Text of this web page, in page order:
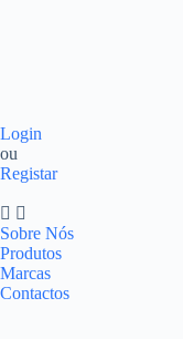
Login
ou
Registar
Sobre Nós
Produtos
Marcas
Contactos